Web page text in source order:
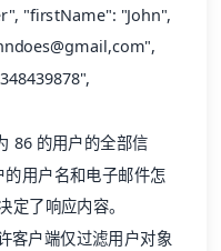
"firstName": "John",
86 的用户的全部信
用户名和电子邮件怎
定了响应内容。
客户端仅过滤用户对象